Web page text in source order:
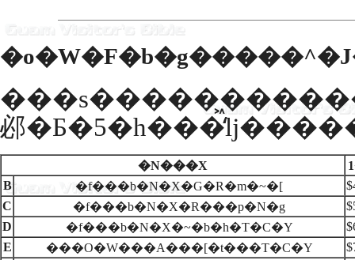
邲
�N���X
B
�f���b�N�X�G�R�m�~�[
C
�f���b�N�X�R���p�N�g
D
�f���b�N�X�~�b�h�T�C�Y
E
���O�W���A���[�t���T�C�Y